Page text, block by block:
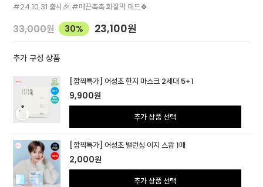
#24.10.31 출시🎉 #매끈촉촉 화잘먹 패드🍀
33,000원 30% 23,100원
추가 구성 상품
[깜짝특가] 어성초 한지 마스크 2세대 5+1
9,900원
추가 상품 선택
[깜짝특가] 어성초 밸런싱 이지 스왑 1매
2,000원
추가 상품 선택